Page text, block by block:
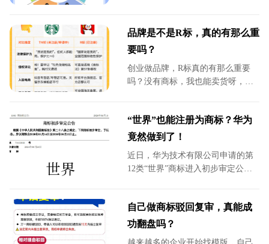
品牌是不是R标，真的有那么重
要吗？
创业做品牌，R标真的有那么重要
吗？没有商标，我也能卖货呀，还
“世界”也能注册为商标？华为
竟然做到了！
近日，华为技术有限公司申请的第
12类“世界”商标进入初步审定公告
界”作为大众熟知的通用公共词汇，
究竟能否单独注册为商标？该标识
自己做商标驳回复审，真能成
功翻盘吗？